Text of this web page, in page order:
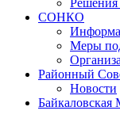
Решения
СОНКО
Меры
Районный
Новости